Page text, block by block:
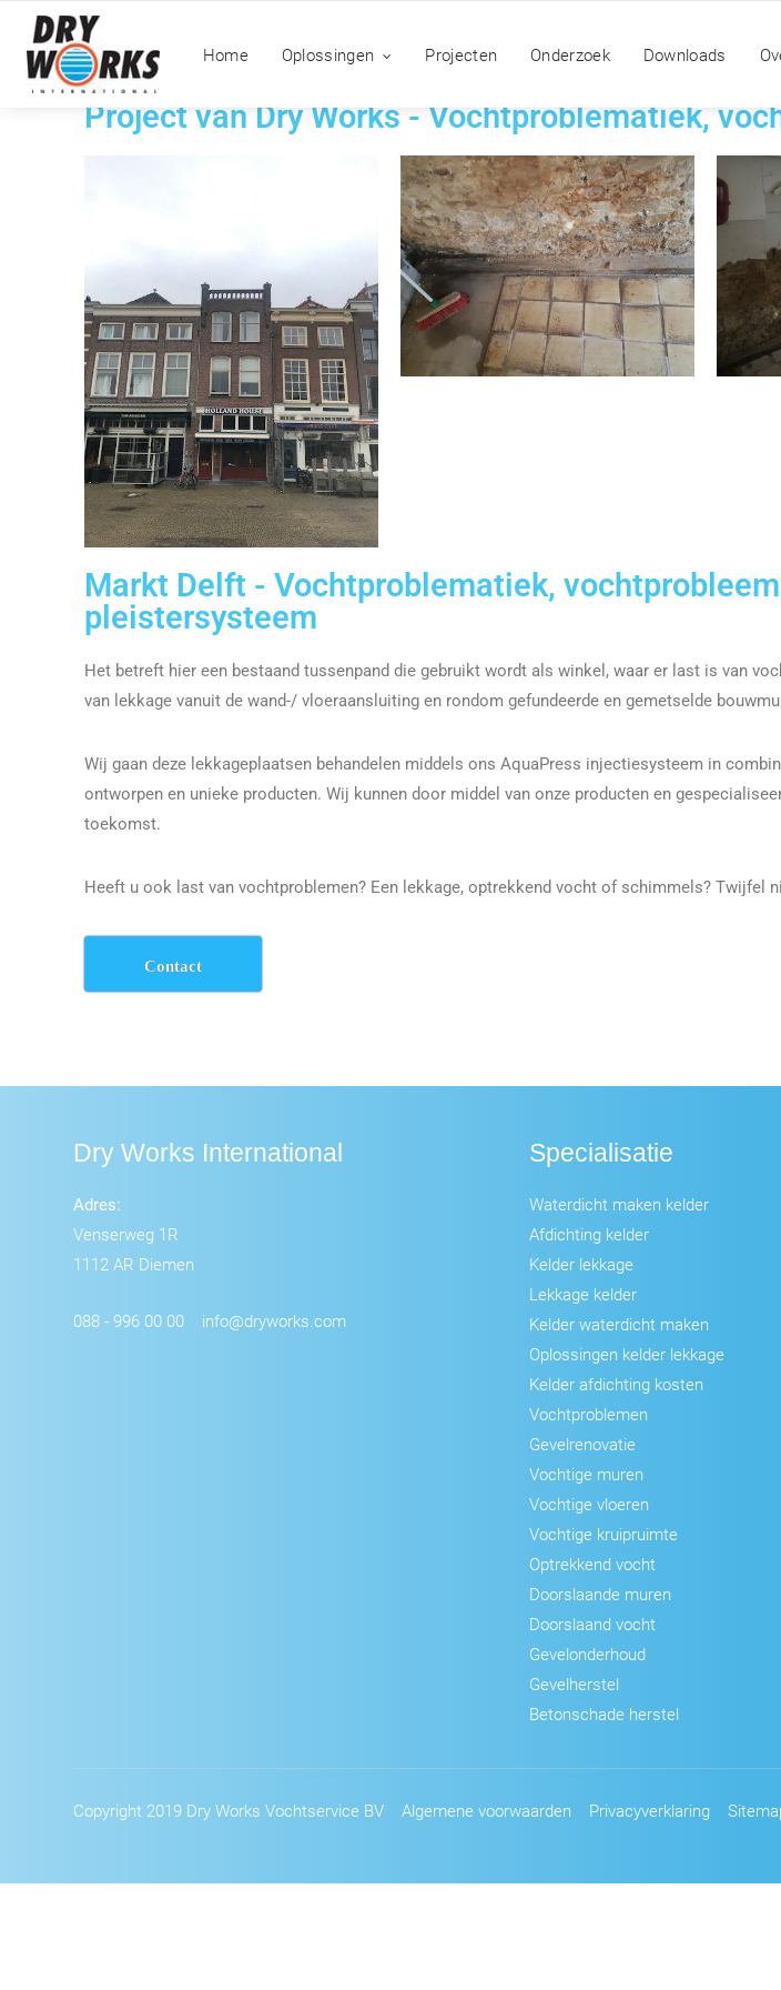
Home Oplossingen Projecten Onderzoek Downloads
Project van Dry Works - Vochtproblematiek,
Markt Delft - Vochtproblematiek,
pleistersysteem
Het betreft hier een bestaand tussenpand die gebruikt wordt als winkel, waar er last is van
van lekkage vanuit de wand-/ vloeraansluiting en rondom gefundeerde en gemetselde
Wij gaan deze lekkageplaatsen behandelen middels ons AquaPress injectiesysteem in
ontworpen en unieke producten. Wij kunnen door middel van onze producten en
toekomst.
Heeft u ook last van vochtproblemen? Een lekkage, optrekkend vocht of schimmels? Twijfel
Contact
Dry Works International
Adres:
Venserweg 1R
1112 AR Diemen
088 - 996 00 00 info@dryworks.com
Specialisatie
Waterdicht maken kelder
Afdichting kelder
Kelder lekkage
Lekkage kelder
Kelder waterdicht maken
Oplossingen kelder lekkage
Kelder afdichting kosten
Vochtproblemen
Gevelrenovatie
Vochtige muren
Vochtige vloeren
Vochtige kruipruimte
Optrekkend vocht
Doorslaande muren
Doorslaand vocht
Gevelonderhoud
Gevelherstel
Betonschade herstel
Copyright 2019 Dry Works Vochtservice BV Algemene voorwaarden Privacyverklaring